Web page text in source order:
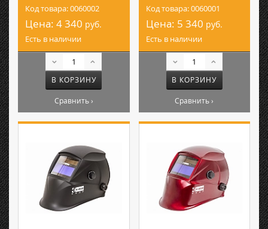
Код товара: 0060002
Цена: 4 340 руб.
Есть в наличии
В КОРЗИНУ
Сравнить ›
Код товара: 0060001
Цена: 5 340 руб.
Есть в наличии
В КОРЗИНУ
Сравнить ›